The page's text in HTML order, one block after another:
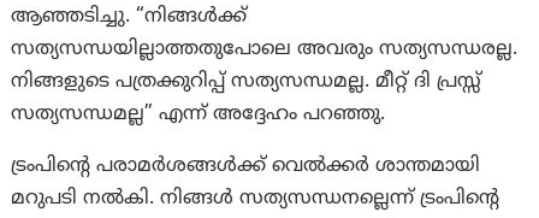
ആഞ്ഞടിച്ചു. “നിങ്ങൾക്ക്
സത്യസന്ധയില്ലാത്തതുപോലെ അവരും സത്യസന്ധരല്ല.
നിങ്ങളുടെ പത്രക്കുറിപ്പ് സത്യസന്ധമല്ല. മീറ്റ് ദി പ്രസ്സ്
സത്യസന്ധമല്ല” എന്ന് അദ്ദേഹം പറഞ്ഞു.
ട്രംപിന്റെ പരാമർശങ്ങൾക്ക് വെൽക്കർ ശാന്തമായി
മറുപടി നൽകി. നിങ്ങള്‍ സത്യസന്ധനല്ലെന്ന് ട്രം‌പിന്റെ